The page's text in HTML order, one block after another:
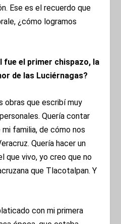
Ese es el recuerdo que
¿cómo logramos
fue el primer chispazo, la
de las Luciérnagas?
obras que escribí muy
Quería contar
familia, de cómo nos
Quería hacer un
que vivo, yo creo que no
que Tlacotalpan. Y
con mi primera